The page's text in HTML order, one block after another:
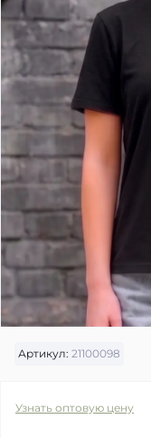
Артикул: 21100098
Узнать оптовую цену